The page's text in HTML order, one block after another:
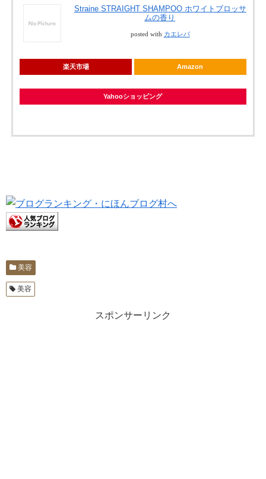
Straine STRAIGHT SHAMPOO ホワイトブロッサ
ムの香り
posted with カエレバ
楽天市場 Amazon
Yahooショッピング
美容
美容
スポンサーリンク